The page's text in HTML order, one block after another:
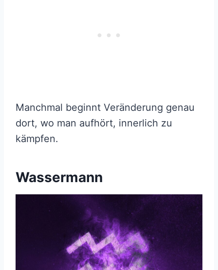
Manchmal beginnt Veränderung genau
dort, wo man aufhört, innerlich zu
kämpfen.
Wassermann